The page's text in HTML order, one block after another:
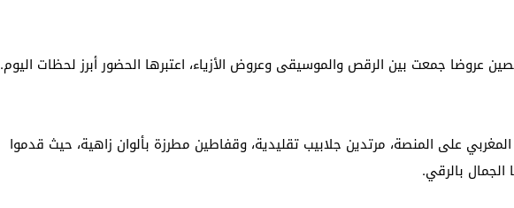
عروضا جمعت بين الرقص والموسيقى وعروض الأزياء، اعتبرها الحضور أبرز لحظات اليوم.
على المنصة، مرتدين جلابيب تقليدية، وقفاطين مطرزة بألوان زاهية، حيث قدموا
بالرقي.